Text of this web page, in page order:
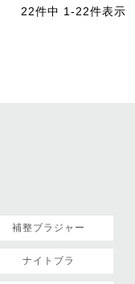
22件中 1-22件表示
補整ブラジャー
ナイトブラ